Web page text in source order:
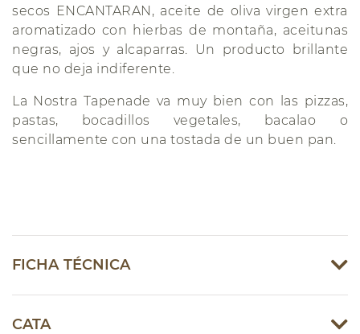
secos ENCANTARAN, aceite de oliva virgen extra
aromatizado con hierbas de montaña, aceitunas
negras, ajos y alcaparras. Un producto brillante
que no deja indiferente.
La Nostra Tapenade va muy bien con las pizzas,
pastas, bocadillos vegetales, bacalao o
sencillamente con una tostada de un buen pan.
FICHA TÉCNICA
CATA